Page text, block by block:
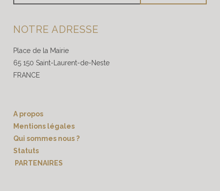
NOTRE ADRESSE
Place de la Mairie
65 150 Saint-Laurent-de-Neste
FRANCE
A propos
Mentions légales
Qui sommes nous ?
Statuts
PARTENAIRES